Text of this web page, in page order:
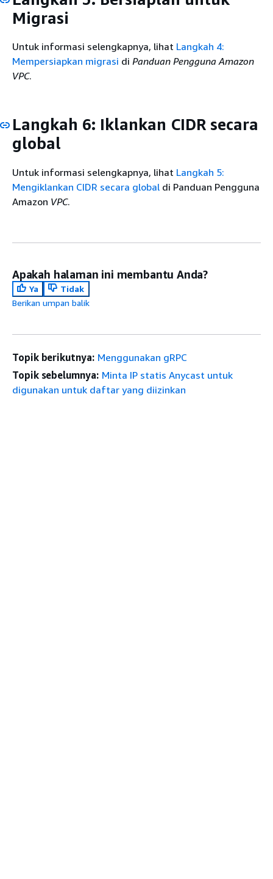
Migrasi
Untuk informasi selengkapnya, lihat Langkah 4:
Mempersiapkan migrasi di Panduan Pengguna Amazon
VPC.
Langkah 6: Iklankan CIDR secara
global
Untuk informasi selengkapnya, lihat Langkah 5:
Mengiklankan CIDR secara global di Panduan Pengguna
Amazon VPC.
Apakah halaman ini membantu Anda?
Ya
Tidak
Berikan umpan balik
Topik berikutnya: Menggunakan gRPC
Topik sebelumnya: Minta IP statis Anycast untuk
digunakan untuk daftar yang diizinkan